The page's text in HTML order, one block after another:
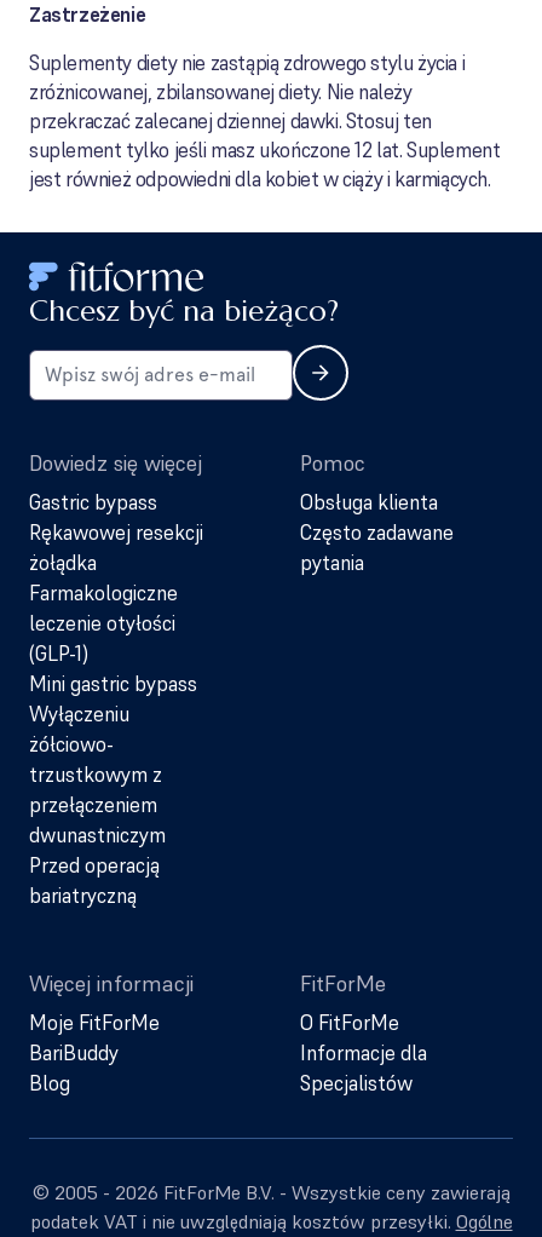
Zastrzeżenie
Suplementy diety nie zastąpią zdrowego stylu życia i
zróżnicowanej, zbilansowanej diety. Nie należy
przekraczać zalecanej dziennej dawki. Stosuj ten
suplement tylko jeśli masz ukończone 12 lat. Suplement
jest również odpowiedni dla kobiet w ciąży i karmiących.
Chcesz być na bieżąco?
Dowiedz się więcej
Gastric bypass
Rękawowej resekcji
żołądka
Farmakologiczne
leczenie otyłości
(GLP-1)
Mini gastric bypass
Wyłączeniu
żółciowo-
trzustkowym z
przełączeniem
dwunastniczym
Przed operacją
bariatryczną
Pomoc
Obsługa klienta
Często zadawane
pytania
Więcej informacji
Moje FitForMe
BariBuddy
Blog
FitForMe
O FitForMe
Informacje dla
Specjalistów
© 2005 - 2026 FitForMe B.V. - Wszystkie ceny zawierają
podatek VAT i nie uwzględniają kosztów przesyłki. Ogólne